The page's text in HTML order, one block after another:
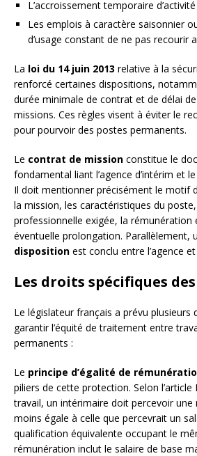
L’accroissement temporaire d’activité
Les emplois à caractère saisonnier
d’usage constant de ne pas recourir
La loi du 14 juin 2013 relative à la
renforcé certaines dispositions,
durée minimale de contrat et de délai
missions. Ces règles visent à éviter le
pour pourvoir des postes permanents.
Le contrat de mission constitue le
fondamental liant l’agence d’intérim et
Il doit mentionner précisément le motif
la mission, les caractéristiques du
professionnelle exigée, la rémunération
éventuelle prolongation. Parallèlement,
disposition est conclu entre l’agence
Les droits spécifiques
Le législateur français a prévu plusieurs
garantir l’équité de traitement entre
permanents :
Le principe d’égalité de
piliers de cette protection. Selon l’article
travail, un intérimaire doit percevoir une
moins égale à celle que percevrait un
qualification équivalente occupant le
rémunération inclut le salaire de base